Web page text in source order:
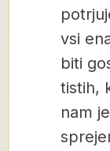
vsi
biti
tistih,
nam